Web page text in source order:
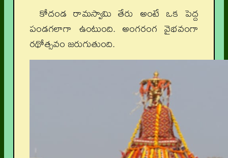
కోదండ రామస్వామి తేరు అంటే ఒక పెద్ద
పండగలాగా ఉంటుంది. అంగరంగ వైభవంగా
రథోత్సవం జరుగుతుంది.